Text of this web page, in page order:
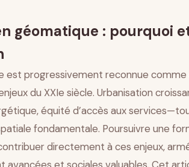
France
continue et bootcamps
géomatique : pourquoi
est progressivement reconnue comme
du XXIe siècle. Urbanisation
équité d’accès aux
fondamentale. Poursuivre une
directement à ces enjeux,
avancées et sociales valuables. Cet